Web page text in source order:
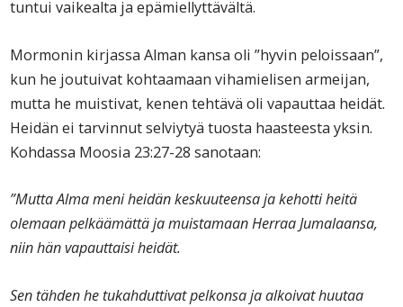
tuntui vaikealta ja epämiellyttävältä.
Mormonin kirjassa Alman kansa oli ”hyvin peloissaan”,
kun he joutuivat kohtaamaan vihamielisen armeijan,
mutta he muistivat, kenen tehtävä oli vapauttaa heidät.
Heidän ei tarvinnut selviytyä tuosta haasteesta yksin.
Kohdassa Moosia 23:27-28 sanotaan:
”Mutta Alma meni heidän keskuuteensa ja kehotti heitä
olemaan pelkäämättä ja muistamaan Herraa Jumalaansa,
niin hän vapauttaisi heidät.
Sen tähden he tukahduttivat pelkonsa ja alkoivat huutaa